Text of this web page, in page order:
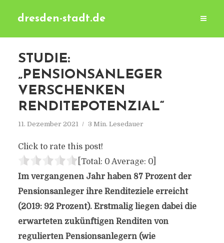
dresden-stadt.de
STUDIE:
„PENSIONSANLEGER
VERSCHENKEN
RENDITEPOTENZIAL“
11. Dezember 2021 3 Min. Lesedauer
Click to rate this post!
[Total: 0 Average: 0]
Im vergangenen Jahr haben 87 Prozent der
Pensionsanleger ihre Renditeziele erreicht
(2019: 92 Prozent). Erstmalig liegen dabei die
erwarteten zukünftigen Renditen von
regulierten Pensionsanlegern (wie